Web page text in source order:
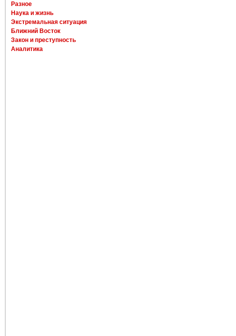
Разное
Наука и жизнь
Экстремальная ситуация
Ближний Восток
Закон и преступность
Аналитика